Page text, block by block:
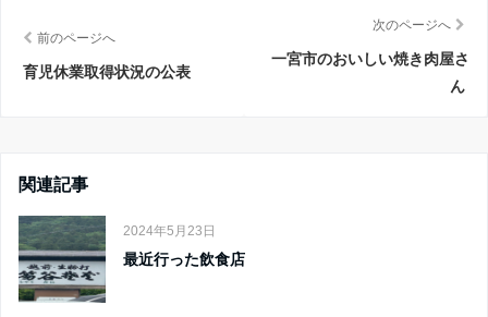
前のページへ
育児休業取得状況の公表
次のページへ
一宮市のおいしい焼き肉屋さ
ん
関連記事
2024年5月23日
最近行った飲食店